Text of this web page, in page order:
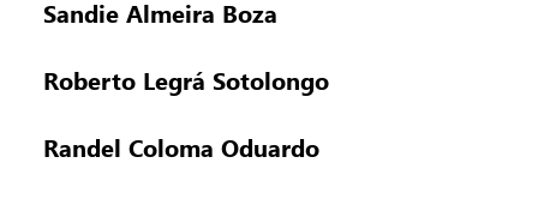
Sandie Almeira Boza
Roberto Legrá Sotolongo
Randel Coloma Oduardo